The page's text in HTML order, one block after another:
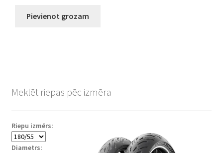
Pievienot grozam
Meklēt riepas pēc izmēra
Riepu izmērs:
Diametrs: